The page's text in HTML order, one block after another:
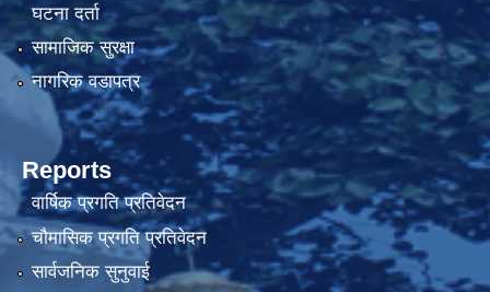
घटना दर्ता
सामाजिक सुरक्षा
नागरिक वडापत्र
Reports
वार्षिक प्रगति प्रतिवेदन
चौमासिक प्रगति प्रतिवेदन
सार्वजनिक सुनुवाई